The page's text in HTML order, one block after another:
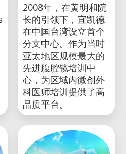
2008年，在黄明和院
长的引领下，宜凯德
在中国台湾设立首个
分支中心。作为当时
亚太地区规模最大的
先进腹腔镜培训中
心，为区域内微创外
科医师培训提供了高
品质平台。